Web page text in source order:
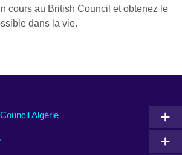
cours au British Council et obtenez le
dans la vie.
Algérie